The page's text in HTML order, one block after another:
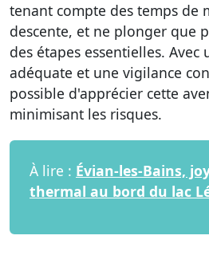
tenant compte des temps de
descente, et ne plonger que
des étapes essentielles.
adéquate et une vigilance
possible d'apprécier cette
minimisant les risques.
À lire : Évian-les-Bains,
thermal au bord du lac